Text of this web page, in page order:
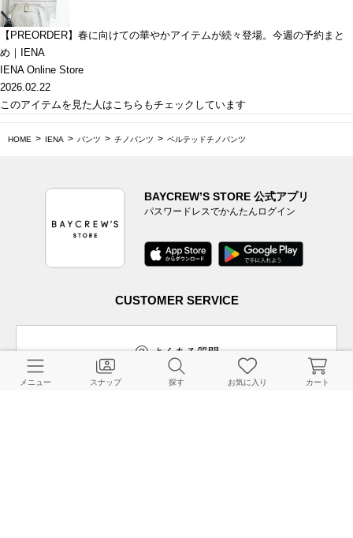
【PREORDER】春に向けての華やかアイテムが続々登場。今週の予約まと
め｜IENA
IENA Online Store
2026.02.22
このアイテムを見た人はこちらもチェックしています
HOME IENA パンツ チノパンツ ベルテッドチノパンツ
BAYCREW’S STORE 公式アプリ
パスワードレスでかんたんログイン
CUSTOMER SERVICE
よくある質問
メニュー スナップ 探す お気に入り カート